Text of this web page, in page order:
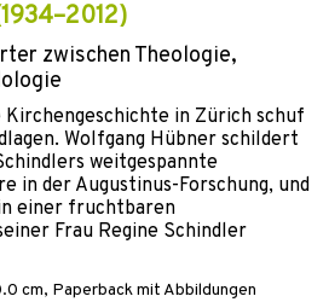
zwischen Theologie,
in Zürich schuf
Wolfgang Hübner schildert
weitgespannte
in der Augustinus-Forschung, und
einer fruchtbaren
Frau Regine Schindler
cm, Paperback mit Abbildungen